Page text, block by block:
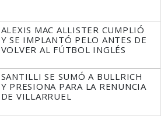
ALEXIS MAC ALLISTER CUMPLIÓ
Y SE IMPLANTÓ PELO ANTES DE
VOLVER AL FÚTBOL INGLÉS
SANTILLI SE SUMÓ A BULLRICH
Y PRESIONA PARA LA RENUNCIA
DE VILLARRUEL